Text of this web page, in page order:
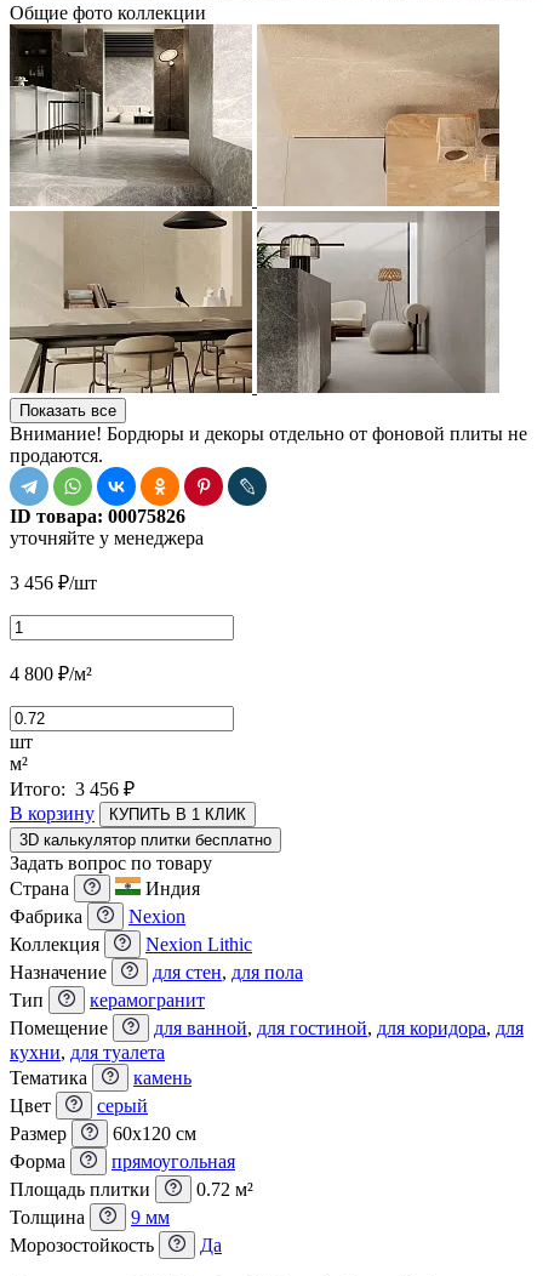
Общие фото коллекции
Показать все
Внимание! Бордюры и декоры отдельно от фоновой плиты не
продаются.
ID товара: 00075826
уточняйте у менеджера
3 456 ₽/шт
4 800 ₽/м²
шт
м²
Итого: 3 456 ₽
В корзину
КУПИТЬ В 1 КЛИК
3D калькулятор плитки бесплатно
Задать вопрос по товару
Страна
Индия
Фабрика
Nexion
Коллекция
Nexion Lithic
Назначение
для стен, для пола
Тип
керамогранит
Помещение
для ванной, для гостиной, для коридора, для
кухни, для туалета
Тематика
камень
Цвет
серый
Размер
60x120 см
Форма
прямоугольная
Площадь плитки
0.72 м²
Толщина
9 мм
Морозостойкость
Да